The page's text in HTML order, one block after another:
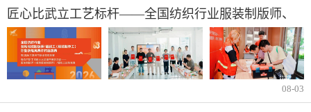
匠心比武立工艺标杆——全国纺织行业服装制版师、
缝纫工技能竞赛许村选拔赛开赛
08-03